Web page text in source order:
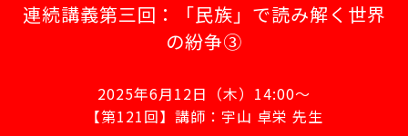
連続講義第三回：「民族」で読み解く世界
の紛争③
2025年6月12日（木）14:00～
【第121回】講師：宇山 卓栄 先生